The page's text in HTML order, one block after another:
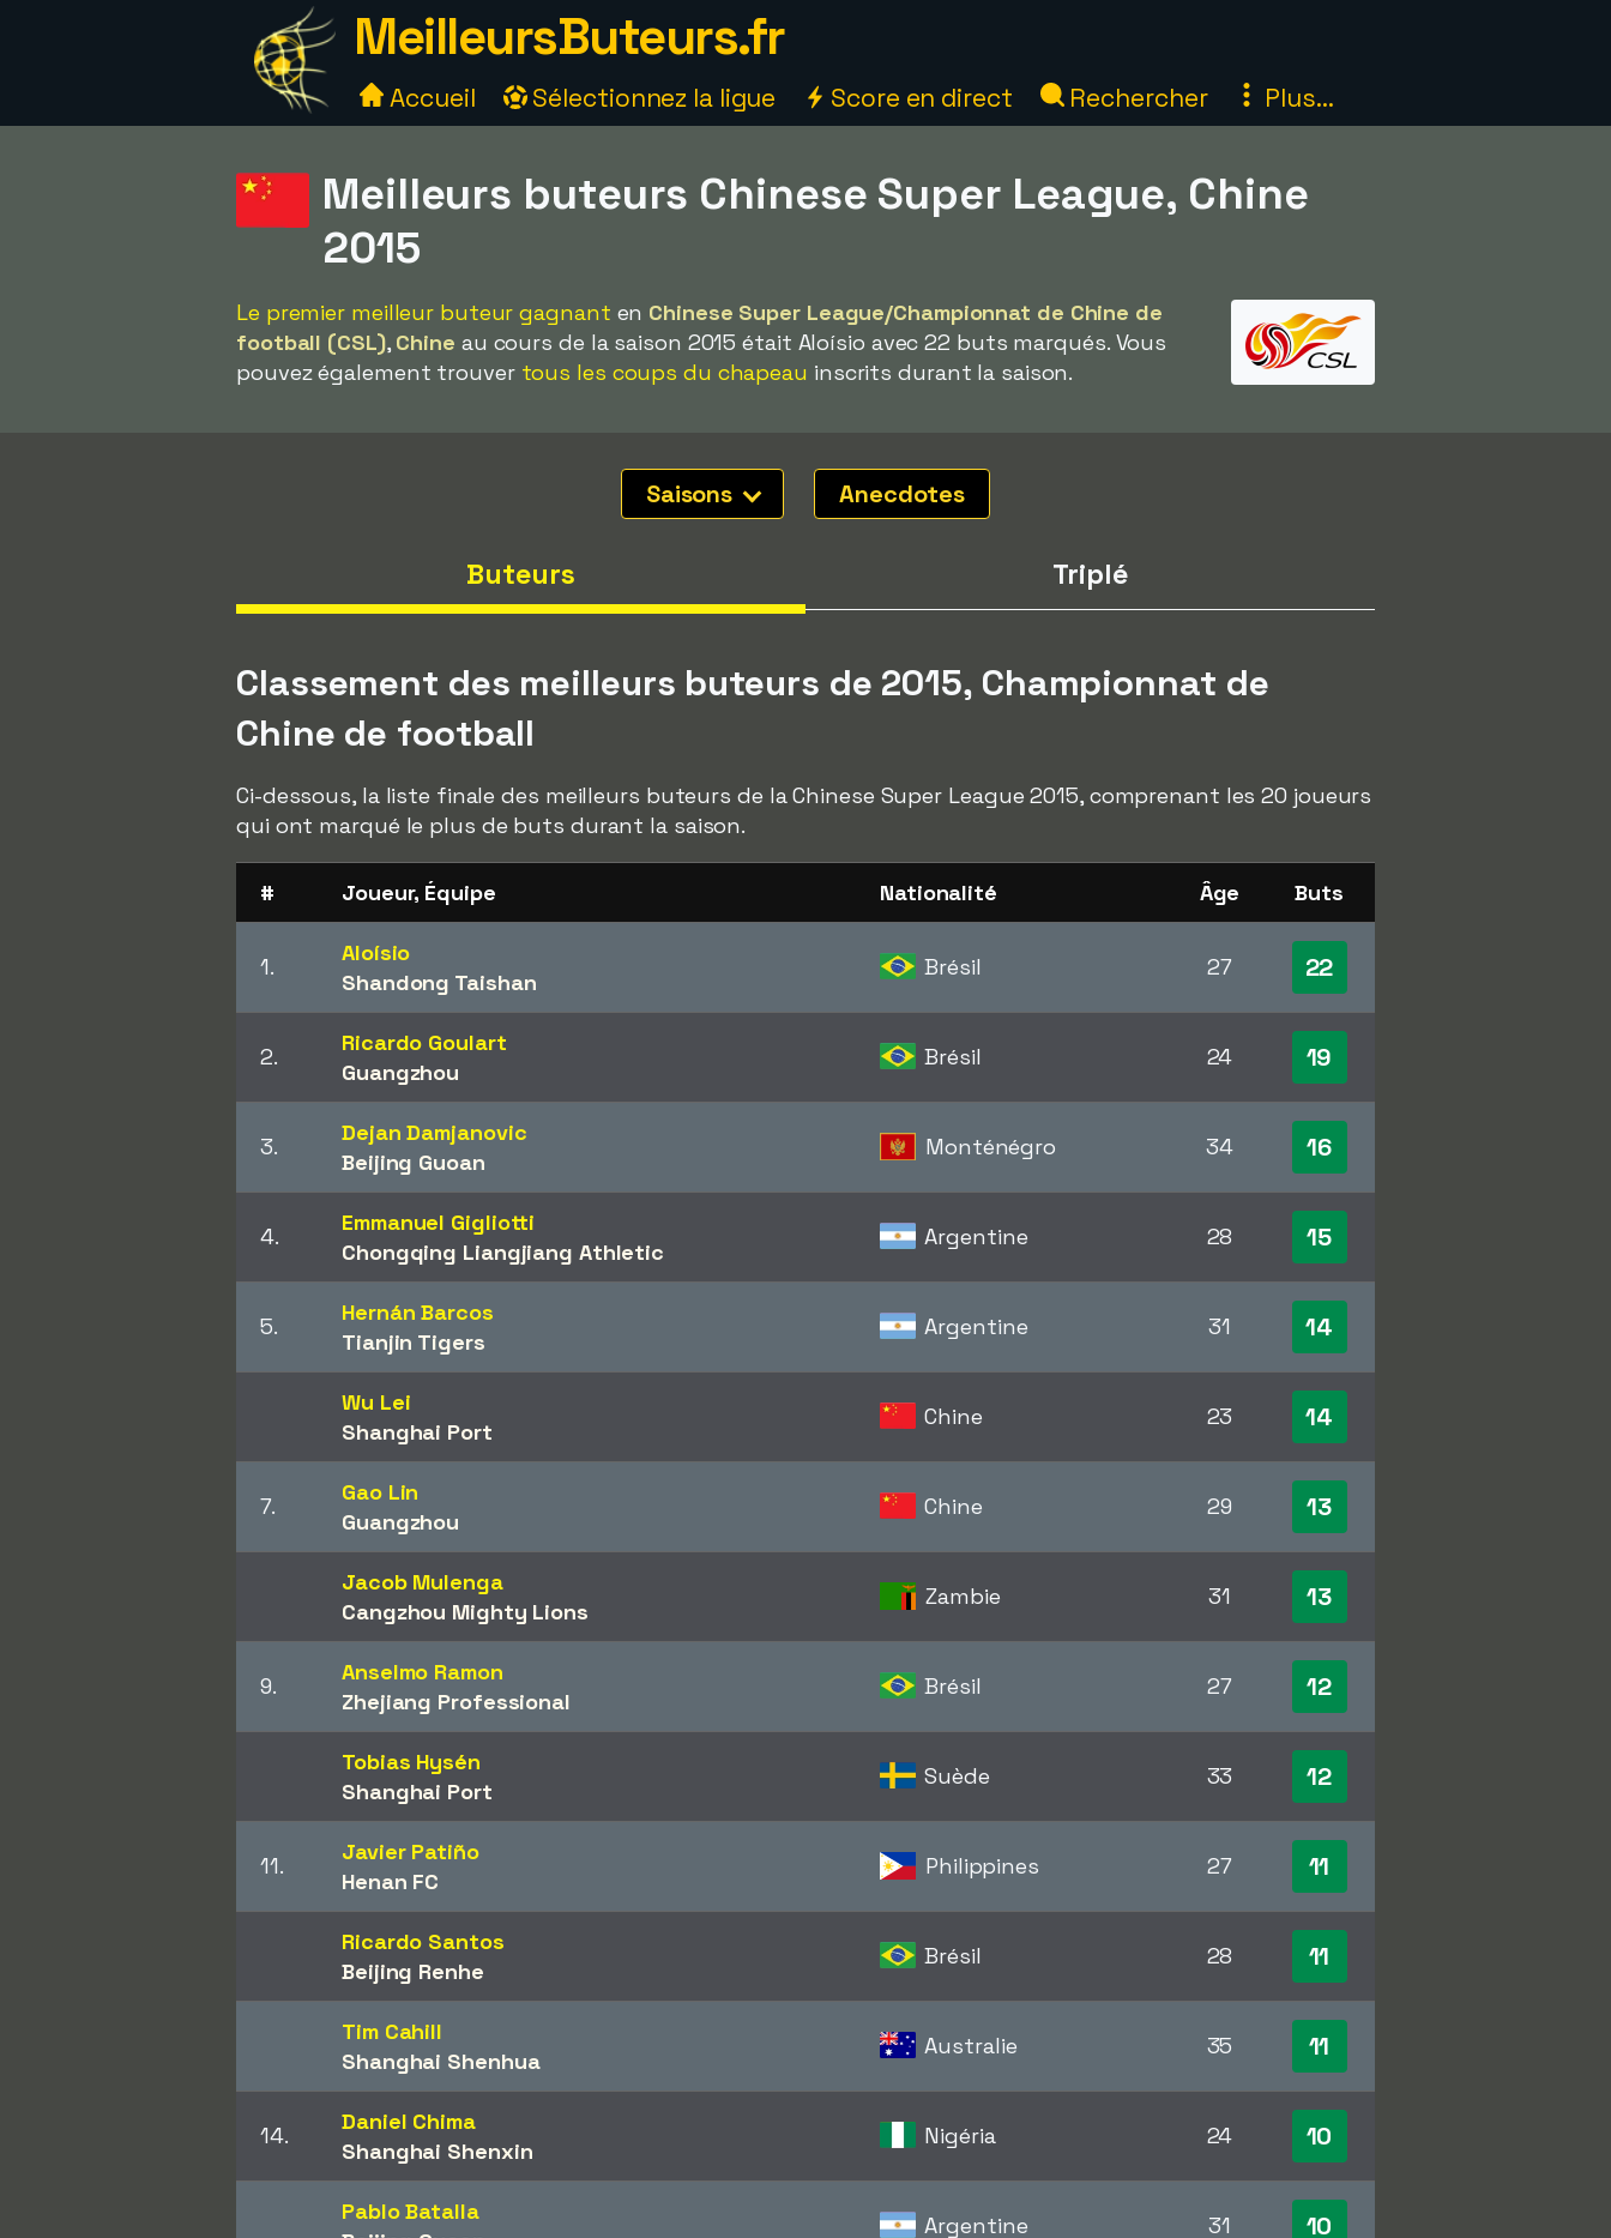
MeilleursButeurs.fr
Accueil Sélectionnez la ligue Score en direct Rechercher Plus...
Meilleurs buteurs Chinese Super League, Chine
2015
Le premier meilleur buteur gagnant en Chinese Super League/Championnat de Chine de
football (CSL), Chine au cours de la saison 2015 était Aloísio avec 22 buts marqués. Vous
pouvez également trouver tous les coups du chapeau inscrits durant la saison.
Saisons Anecdotes
Buteurs Triplé
Classement des meilleurs buteurs de 2015, Championnat de
Chine de football
Ci-dessous, la liste finale des meilleurs buteurs de la Chinese Super League 2015, comprenant les 20 joueurs
qui ont marqué le plus de buts durant la saison.
# Joueur, Équipe Nationalité Âge Buts
1.
Aloísio
Shandong Taishan
Brésil 27 22
2.
Ricardo Goulart
Guangzhou
Brésil 24 19
3.
Dejan Damjanovic
Beijing Guoan
Monténégro 34 16
4.
Emmanuel Gigliotti
Chongqing Liangjiang Athletic
Argentine 28 15
5.
Hernán Barcos
Tianjin Tigers
Argentine 31 14
Wu Lei
Shanghai Port
Chine 23 14
7.
Gao Lin
Guangzhou
Chine 29 13
Jacob Mulenga
Cangzhou Mighty Lions
Zambie 31 13
9.
Anselmo Ramon
Zhejiang Professional
Brésil 27 12
Tobias Hysén
Shanghai Port
Suède 33 12
11.
Javier Patiño
Henan FC
Philippines 27 11
Ricardo Santos
Beijing Renhe
Brésil 28 11
Tim Cahill
Shanghai Shenhua
Australie 35 11
14.
Daniel Chima
Shanghai Shenxin
Nigéria 24 10
Pablo Batalla
Argentine 31 10